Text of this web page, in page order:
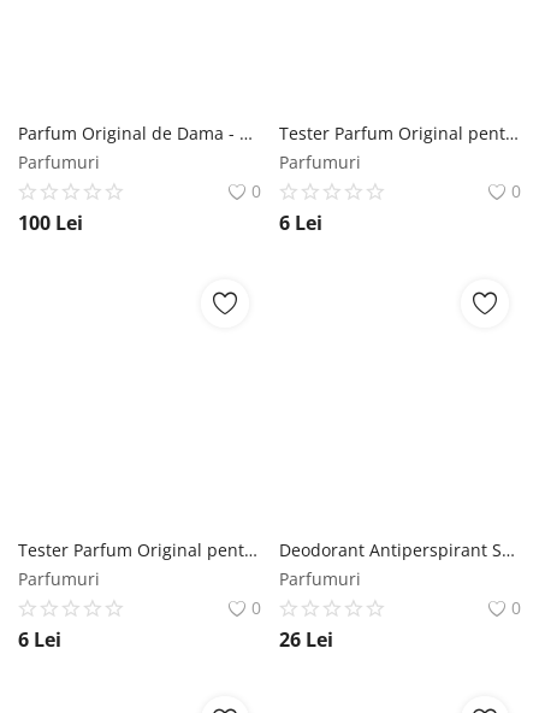
Parfum Original de Dama - Coolerone Perfume Dona Born Woman - CLRDB, 50 ml Coolerone
Parfumuri
0
100 Lei
Tester Parfum Original pentru Femei - Florgarden EDP Lucky Bambina cod 893, 2 ml Florgarden
Parfumuri
0
6 Lei
Tester Parfum Original pentru Femei - Florgarden EDP Lucky Flamands & Germans cod 813, 2 ml Florgarden
Parfumuri
0
6 Lei
Deodorant Antiperspirant Spray - Elmiplant Vitamin C Impuls de Energie, 150 ml Elmiplant
Parfumuri
0
26 Lei